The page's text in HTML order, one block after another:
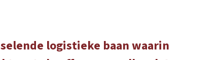
logistieke baan waarin